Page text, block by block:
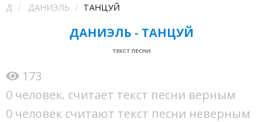
Д ДАНИЭЛЬ ТАНЦУЙ
ДАНИЭЛЬ - ТАНЦУЙ
ТЕКСТ ПЕСНИ
173
0 человек. считает текст песни верным
0 человек считают текст песни неверным